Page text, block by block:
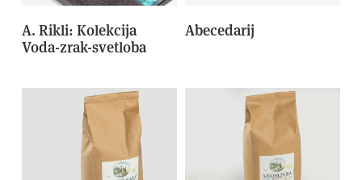
A. Rikli: Kolekcija
Voda-zrak-svetloba
Abecedarij